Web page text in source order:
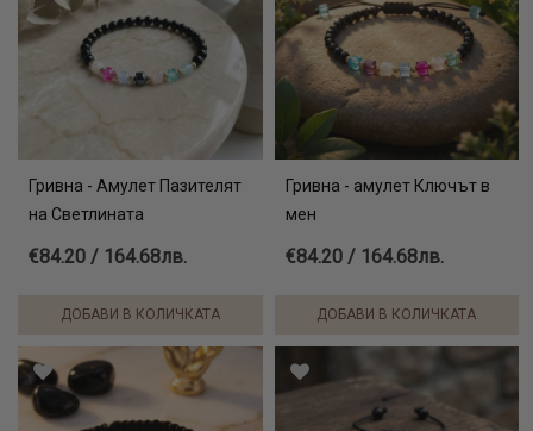
Гривна - Амулет Пазителят
на Светлината
€84.20 / 164.68лв.
ДОБАВИ В КОЛИЧКАТА
Гривна - амулет Ключът в
мен
€84.20 / 164.68лв.
ДОБАВИ В КОЛИЧКАТА